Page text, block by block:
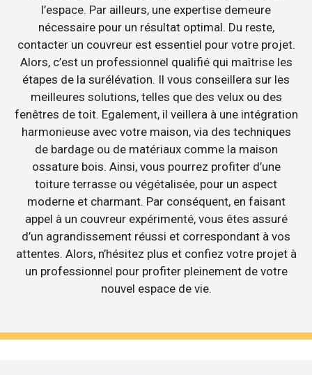
l’espace. Par ailleurs, une expertise demeure
nécessaire pour un résultat optimal. Du reste,
contacter un couvreur est essentiel pour votre projet.
Alors, c’est un professionnel qualifié qui maîtrise les
étapes de la surélévation. Il vous conseillera sur les
meilleures solutions, telles que des velux ou des
fenêtres de toit. Egalement, il veillera à une intégration
harmonieuse avec votre maison, via des techniques
de bardage ou de matériaux comme la maison
ossature bois. Ainsi, vous pourrez profiter d’une
toiture terrasse ou végétalisée, pour un aspect
moderne et charmant. Par conséquent, en faisant
appel à un couvreur expérimenté, vous êtes assuré
d’un agrandissement réussi et correspondant à vos
attentes. Alors, n’hésitez plus et confiez votre projet à
un professionnel pour profiter pleinement de votre
nouvel espace de vie.